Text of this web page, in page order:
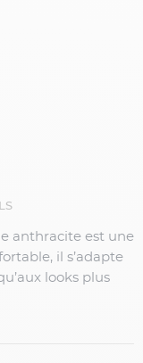
anthracite est une
il s’adapte
looks plus